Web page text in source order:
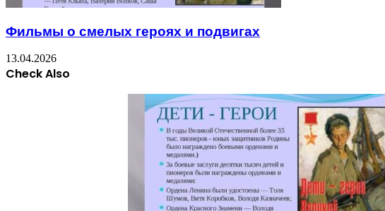
Фильмы о смелых героях и подвигах
13.04.2026
Check Also